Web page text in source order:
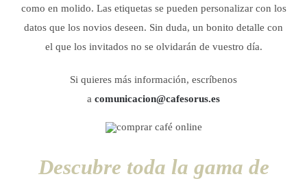
como en molido. Las etiquetas se pueden personalizar con los
datos que los novios deseen. Sin duda, un bonito detalle con
el que los invitados no se olvidarán de vuestro día.
Si quieres más información, escríbenos
a comunicacion@cafesorus.es
Descubre toda la gama de